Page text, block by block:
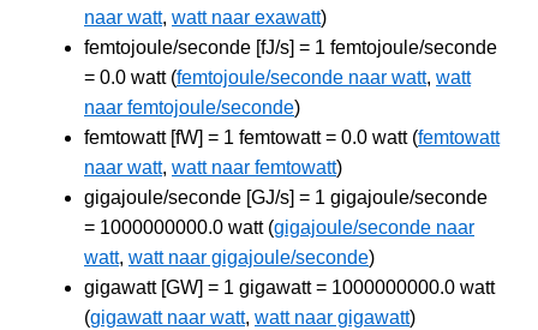
naar watt, watt naar exawatt)
femtojoule/seconde [fJ/s] = 1 femtojoule/seconde
= 0.0 watt (femtojoule/seconde naar watt, watt
naar femtojoule/seconde)
femtowatt [fW] = 1 femtowatt = 0.0 watt (femtowatt
naar watt, watt naar femtowatt)
gigajoule/seconde [GJ/s] = 1 gigajoule/seconde
= 1000000000.0 watt (gigajoule/seconde naar
watt, watt naar gigajoule/seconde)
gigawatt [GW] = 1 gigawatt = 1000000000.0 watt
(gigawatt naar watt, watt naar gigawatt)